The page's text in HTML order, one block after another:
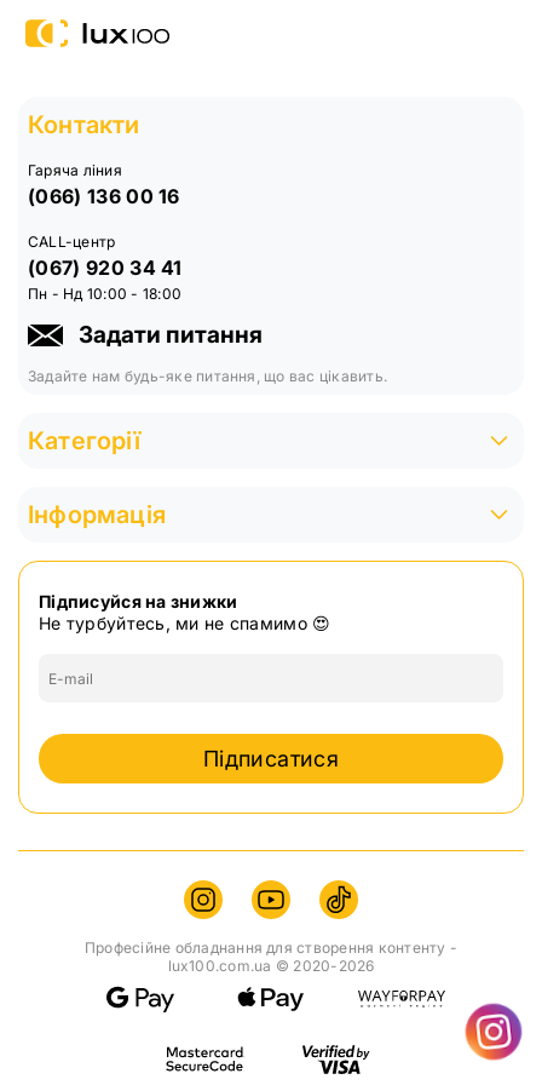
Контакти
Гаряча ліния
(066) 136 00 16
CALL-центр
(067) 920 34 41
Пн - Нд 10:00 - 18:00
Задати питання
Задайте нам будь-яке питання, що вас цікавить.
Категорії
Інформація
Підписуйся на знижки
Не турбуйтесь, ми не спамимо 😍
Підписатися
Професійне обладнання для створення контенту -
lux100.com.ua © 2020-2026